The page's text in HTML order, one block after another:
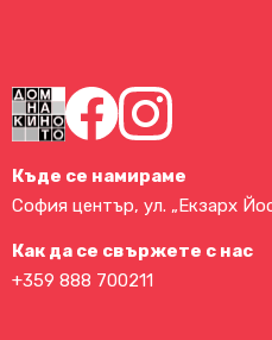
Къде се намираме
София център, ул. „Екзарх
Как да се свържете с нас
+359 888 700211